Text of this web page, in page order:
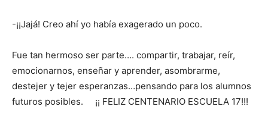
-¡¡Jajá! Creo ahí yo había exagerado un poco.
Fue tan hermoso ser parte…. compartir, trabajar, reír,
emocionarnos, enseñar y aprender, asombrarme,
destejer y tejer esperanzas…pensando para los alumnos
futuros posibles. ¡¡ FELIZ CENTENARIO ESCUELA 17!!!